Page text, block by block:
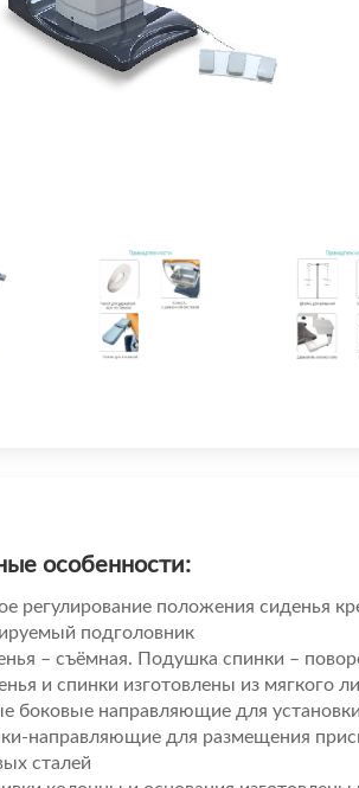
особенности:
регулирование положения сиденья
подголовник
– съёмная. Подушка спинки –
и спинки изготовлены из мягкого
боковые направляющие для
направляющие для размещения
сталей